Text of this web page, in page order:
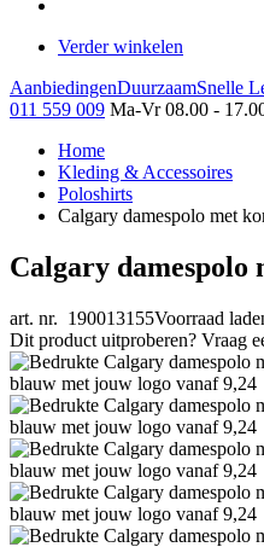
Verder winkelen
AanbiedingenDuurzaamSnelle
011 559 009 Ma-Vr 08.00 -
Home
Kleding & Accessoires
Poloshirts
Calgary damespolo met
Calgary damespolo
art. nr. 190013155Voorraad
Dit product uitproberen? Vraag